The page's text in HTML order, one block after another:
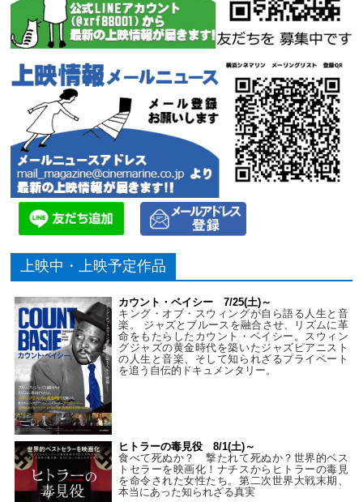
上映中・上映予定作品
カウント・ベイシー 7/25(土)～
キング・オブ・スウィングが自ら語る人生と音
楽。 ジャズとブルースを融合させ、リズムに革
命をもたらしたカウント・ベイシー。スウィン
グジャズの黄金時代を築いたジャズピアニスト
の人生と音楽、そして知られざるプライベート
を追う自伝的ドキュメンタリー。
ヒトラーの毒見役 8/1(土)～
食べて死ぬか？ 撃たれて死ぬか？世界的ベス
トセラーを映画化！ナチスからヒトラーの毒見
を命令された女性たち。第二次世界大戦末期、
本当にあった知られざる真実